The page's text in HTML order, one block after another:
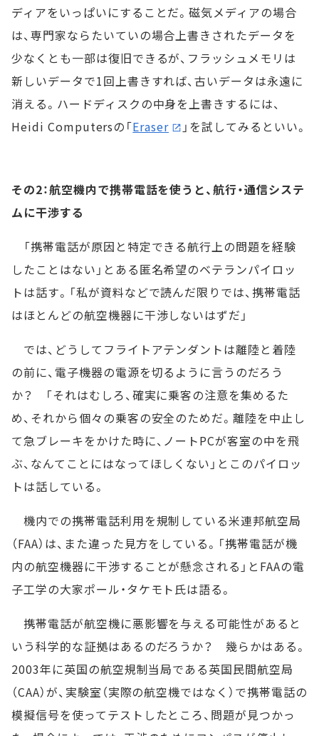
ディアをいっぱいにすることだ。磁気メディアの場合
は、専門家ならたいていの場合上書きされたデータを
少なくとも一部は復旧できるが、フラッシュメモリは
新しいデータで1回上書きすれば、古いデータは永遠に
消える。ハードディスクの中身を上書きするには、
Heidi Computersの「Eraser 」を試してみるといい。
その2：航空機内で携帯電話を使うと、航行・通信システ
ムに干渉する
「携帯電話が原因と特定できる航行上の問題を経験
したことはない」とある匿名希望のベテランパイロッ
トは話す。「私が資料などで読んだ限りでは、携帯電話
はほとんどの航空機器に干渉しないはずだ」
では、どうしてフライトアテンダントは離陸と着陸
の前に、電子機器の電源を切るように言うのだろう
か？ 「それはむしろ、確実に乗客の注意を集めるた
め、それから個々の乗客の安全のためだ。離陸を中止し
て急ブレーキをかけた時に、ノートPCが客室の中を飛
ぶ、なんてことにはなってほしくない」とこのパイロッ
トは話している。
機内での携帯電話利用を規制している米連邦航空局
（FAA）は、また違った見方をしている。「携帯電話が機
内の航空機器に干渉することが懸念される」とFAAの電
子工学の大家ポール・タケモト氏は語る。
携帯電話が航空機に悪影響を与える可能性があると
いう科学的な証拠はあるのだろうか？ 幾らかはある。
2003年に英国の航空規制当局である英国民間航空局
（CAA）が、実験室（実際の航空機ではなく）で携帯電話の
模擬信号を使ってテストしたところ、問題が見つかっ